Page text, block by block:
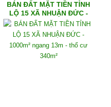
BÁN ĐẤT MẶT TIỀN TỈNH
LỘ 15 XÃ NHUẬN ĐỨC -
1000m² ngang 13m - thổ
cư 340m²